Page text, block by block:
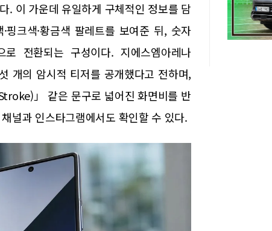
. 이 가운데 유일하게 구체적인 정보를 담
크색·황금색 팔레트를 보여준 뒤, 숫자
전환되는 구성이다. 지에스엠아레나
개의 암시적 티저를 공개했다고 전하며,
」 같은 문구로 넓어진 화면비를 반
널과 인스타그램에서도 확인할 수 있다.